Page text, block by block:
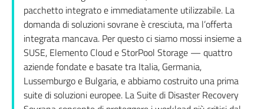
pacchetto integrato e immediatamente utilizzabile. La
domanda di soluzioni sovrane è cresciuta, ma l’offerta
integrata mancava. Per questo ci siamo mossi insieme a
SUSE, Elemento Cloud e StorPool Storage — quattro
aziende fondate e basate tra Italia, Germania,
Lussemburgo e Bulgaria, e abbiamo costruito una prima
suite di soluzioni europee. La Suite di Disaster Recovery